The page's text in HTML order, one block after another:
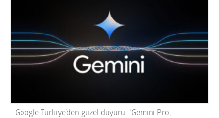
Google Türkiye’den güzel duyuru: “Gemini Pro,